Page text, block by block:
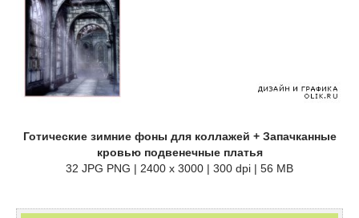
Готические зимние фоны для коллажей + Запачканные
кровью подвенечные платья
32 JPG PNG | 2400 х 3000 | 300 dpi | 56 MB